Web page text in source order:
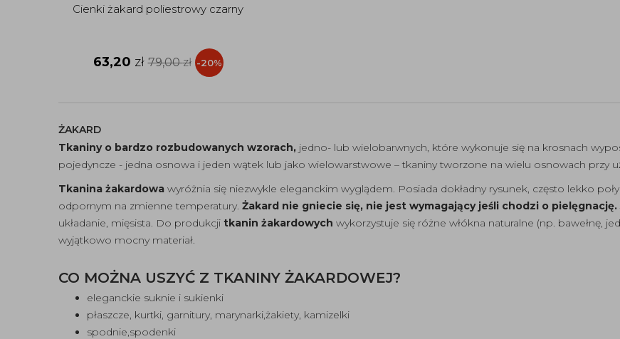
Cienki żakard poliestrowy czarny
63,20 zł 79,00zł -20%
ŻAKARD
Tkaniny o bardzo rozbudowanych wzorach, jedno- lub wielobarwnych, które wykonuje się na krosnach
pojedyncze - jedna osnowa i jeden wątek lub jako wielowarstwowe – tkaniny tworzone na wielu osnowach przy
Tkanina żakardowa wyróżnia się niezwykle eleganckim wyglądem. Posiada dokładny rysunek, często lekko
odpornym na zmienne temperatury. Żakard nie gniecie się, nie jest wymagający jeśli chodzi o pielęgnację.
układanie, mięsista. Do produkcji tkanin żakardowych wykorzystuje się różne włókna naturalne (np. bawełnę,
wyjątkowo mocny materiał.
CO MOŻNA USZYĆ Z TKANINY ŻAKARDOWEJ?
eleganckie suknie i sukienki
płaszcze, kurtki, garnitury, marynarki,żakiety, kamizelki
spodnie,spodenki